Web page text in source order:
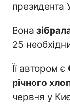
президента
Вона
25
Її автором є
річного
червня у